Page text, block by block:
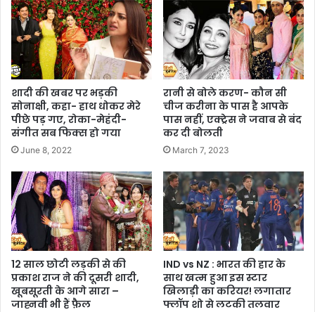
शादी की खबर पर भड़की
सोनाक्षी, कहा- हाथ धोकर मेरे
पीछे पड़ गए, रोका-मेहंदी-
संगीत सब फिक्स हो गया
June 8, 2022
रानी से बोले करण- कौन सी
चीज करीना के पास है आपके
पास नहीं, एक्ट्रेस ने जवाब से बंद
कर दी बोलती
March 7, 2023
12 साल छोटी लड़की से की
प्रकाश राज ने की दूसरी शादी,
खूबसूरती के आगे सारा –
जाह्नवी भी हैं फ़ैल
IND vs NZ : भारत की हार के
साथ खत्म हुआ इस स्टार
खिलाड़ी का करियर! लगातार
फ्लॉप शो से लटकी तलवार